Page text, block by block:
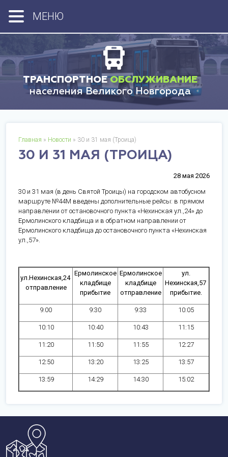
ТРАНСПОРТНОЕОБСЛУЖИВАНИЕ
населения Великого Новгорода
МЕНЮ
Главная » Новости » 30 и 31 мая (Троица)
30 И 31 МАЯ (ТРОИЦА)
28 мая 2026
30 и 31 мая (в день Святой Троицы) на городском автобусном
маршруте №44М введены дополнительные рейсы: в прямом
направлении от остановочного пункта «Нехинская ул.,24» до
Ермолинского кладбища и в обратном направлении от
Ермолинского кладбища до остановочного пункта «Нехинская
ул.,57».
ул.Нехинская,24
отправление
Ермолинское
кладбище
прибытие
Ермолинское
кладбище
отправление
ул.
Нехинская,57
прибытие.
9:00 9:30 9:33 10:05
10:10 10:40 10:43 11:15
11:20 11:50 11:55 12:27
12:50 13:20 13:25 13:57
13:59 14:29 14:30 15:02